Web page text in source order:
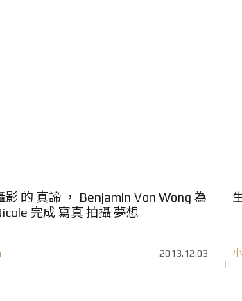
影 的 真諦 ， Benjamin Von Wong 為
完成 寫真 拍攝 夢想
2013.12.03